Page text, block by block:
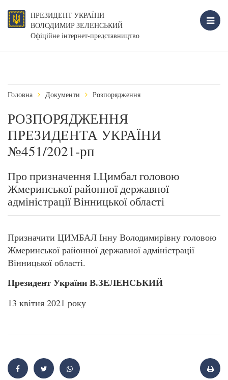
ПРЕЗИДЕНТ УКРАЇНИ
ВОЛОДИМИР ЗЕЛЕНСЬКИЙ
Офіційне інтернет-представництво
Головна Документи Розпорядження
РОЗПОРЯДЖЕННЯ
ПРЕЗИДЕНТА УКРАЇНИ
№451/2021-рп
Про призначення І.Цимбал головою
Жмеринської районної державної
адміністрації Вінницької області
Призначити ЦИМБАЛ Інну Володимирівну головою
Жмеринської районної державної адміністрації
Вінницької області.
Президент України В.ЗЕЛЕНСЬКИЙ
13 квітня 2021 року